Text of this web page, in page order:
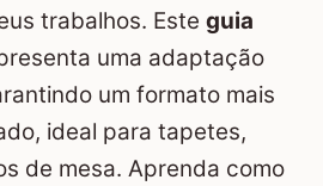
trabalhos. Este guia
uma adaptação
um formato mais
ideal para tapetes,
de mesa. Aprenda como